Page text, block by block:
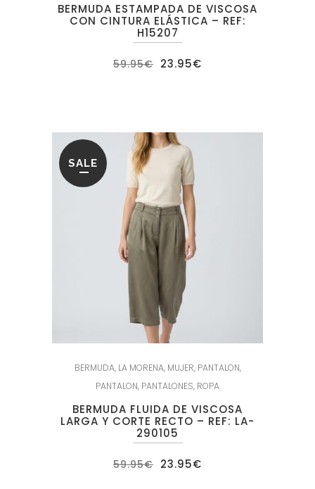
BERMUDA ESTAMPADA DE VISCOSA
CON CINTURA ELÁSTICA – REF:
H15207
59.95€ El
precio
23.95€
SALE
BERMUDA, LA MORENA, MUJER, PANTALON,
PANTALON, PANTALONES, ROPA
BERMUDA FLUIDA DE VISCOSA
LARGA Y CORTE RECTO – REF: LA-
290105
59.95€ El
precio
23.95€